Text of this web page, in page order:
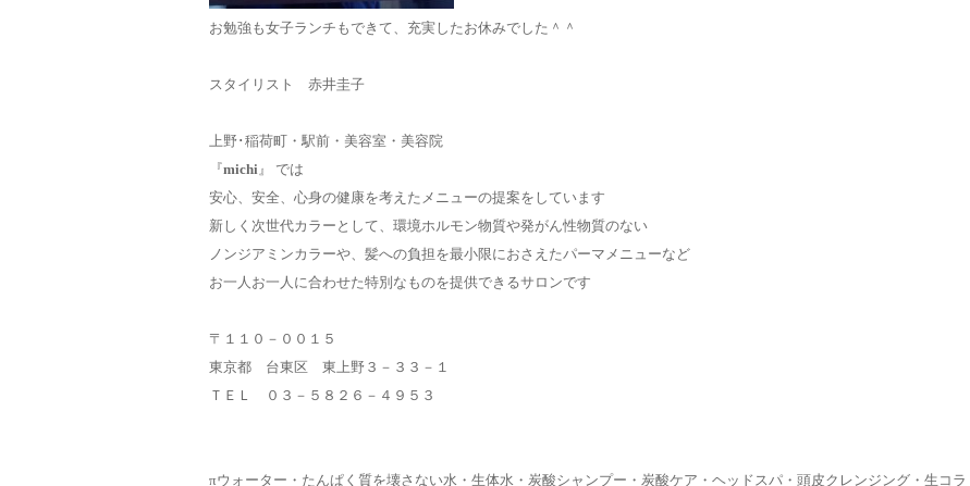
お勉強も女子ランチもできて、充実したお休みでした＾＾
スタイリスト 赤井圭子
上野･稲荷町・駅前・美容室・美容院
『michi』 では
安心、安全、心身の健康を考えたメニューの提案をしています
新しく次世代カラーとして、環境ホルモン物質や発がん性物質のない
ノンジアミンカラーや、髪への負担を最小限におさえたパーマメニューなど
お一人お一人に合わせた特別なものを提供できるサロンです
〒１１０－００１５
東京都 台東区 東上野３－３３－１
ＴＥＬ ０３－５８２６－４９５３
πウォーター・たんぱく質を壊さない水・生体水・炭酸シャンプー・炭酸ケア・ヘッドスパ・頭皮クレンジング・生コラ